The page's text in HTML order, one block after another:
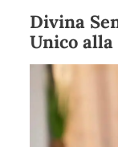
Divina
Unico